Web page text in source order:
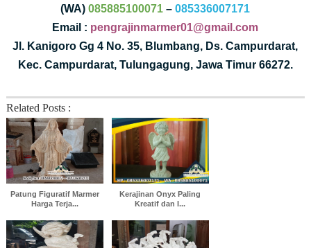
(WA)085885100071 –085336007171
Email : pengrajinmarmer01@gmail.com
Jl. Kanigoro Gg 4 No. 35, Blumbang, Ds. Campurdarat,
Kec. Campurdarat, Tulungagung, Jawa Timur 66272.
Related Posts :
Patung Figuratif Marmer
Harga Terja...
Kerajinan Onyx Paling
Kreatif dan I...